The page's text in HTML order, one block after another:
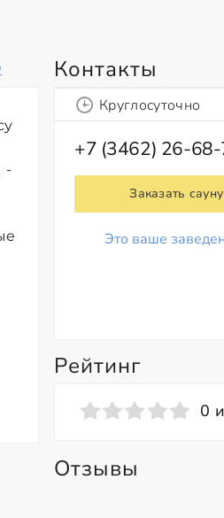
-
Контакты
Круглосуточно
+7 (3462) 26-
Заказать сауну
Это ваше
Рейтинг
0
Отзывы